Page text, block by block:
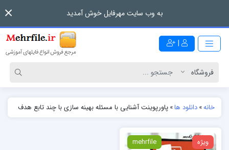
به وب سایت مهرفایل خوش آمدید
|
خانه»دانلود ها»پاورپوینت آشنایی با مسئله بهینه سازی با چند تابع هدف
ویژه mehrfile